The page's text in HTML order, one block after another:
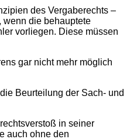
des Vergaberechts –
wenn die behauptete
vorliegen. Diese müssen
gar nicht mehr möglich
Beurteilung der Sach- und
in seiner
auch ohne den